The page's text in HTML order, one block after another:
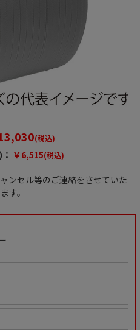
(税込)
￥6,515(税込)
ンセル等のご連絡をさせていた
す。